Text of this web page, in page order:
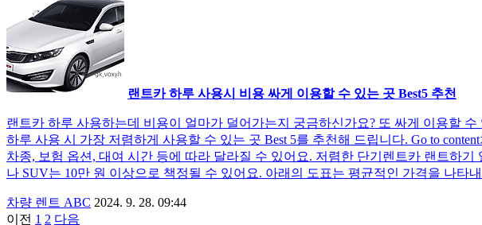
랜트카 하루 사용시 비용 싸게 이용할 수 있는 곳 Best5 추천
랜트카 하루 사용하는데 비용이 얼마가 덜어가는지 궁금하신가요? 또 싸게 이용할
하루 사용 시 가장 저렴하게 사용할 수 있는 곳 Best 5를 추천해 드립니다. Go to
차종, 보험 옵션, 대여 시간 등에 따라 달라질 수 있어요. 저렴한 단기렌트카 랜트하
나 SUV는 10만 원 이상으로 책정될 수 있어요. 아래의 도표는 평균적인 가격을 나타
차량 렌트 ABC 2024. 9. 28. 09:44
이전 1 2 다음